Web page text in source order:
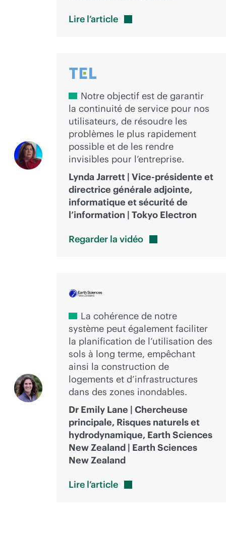
Lire l’article
Notre objectif est de garantir
la continuité de service pour nos
utilisateurs, de résoudre les
problèmes le plus rapidement
possible et de les rendre
invisibles pour l’entreprise.
Lynda Jarrett | Vice-présidente et
directrice générale adjointe,
informatique et sécurité de
l’information | Tokyo Electron
Regarder la vidéo
La cohérence de notre
système peut également faciliter
la planification de l’utilisation des
sols à long terme, empêchant
ainsi la construction de
logements et d’infrastructures
dans des zones inondables.
Dr Emily Lane | Chercheuse
principale, Risques naturels et
hydrodynamique, Earth Sciences
New Zealand | Earth Sciences
New Zealand
Lire l’article